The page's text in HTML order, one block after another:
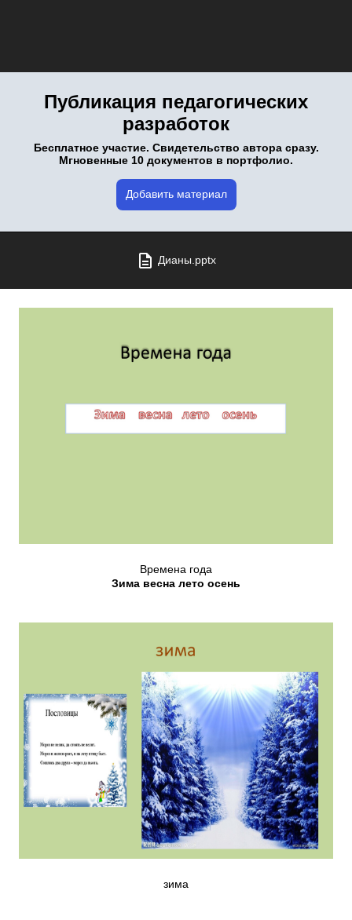
Публикация педагогических
разработок
Бесплатное участие. Свидетельство автора сразу.
Мгновенные 10 документов в портфолио.
Добавить материал
Дианы.pptx
Времена года
Зима весна лето осень
зима